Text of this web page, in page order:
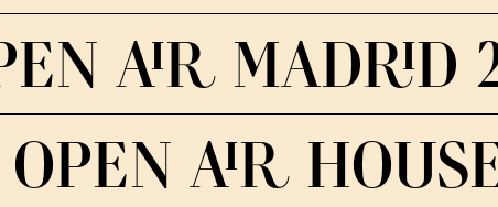
AIR MADRID
OPEN AIR